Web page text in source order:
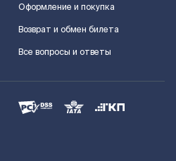
Оформление и покупка
Возврат и обмен билета
Все вопросы и ответы